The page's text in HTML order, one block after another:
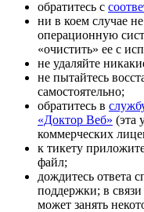
обратитесь с
ни в коем случае
операционную
«очистить» ее с
не удаляйте
не пытайтесь
самостоятельно;
обратитесь в
«Доктор Веб» (эта
коммерческих
к тикету
файл;
дождитесь ответа
поддержки; в
может занять